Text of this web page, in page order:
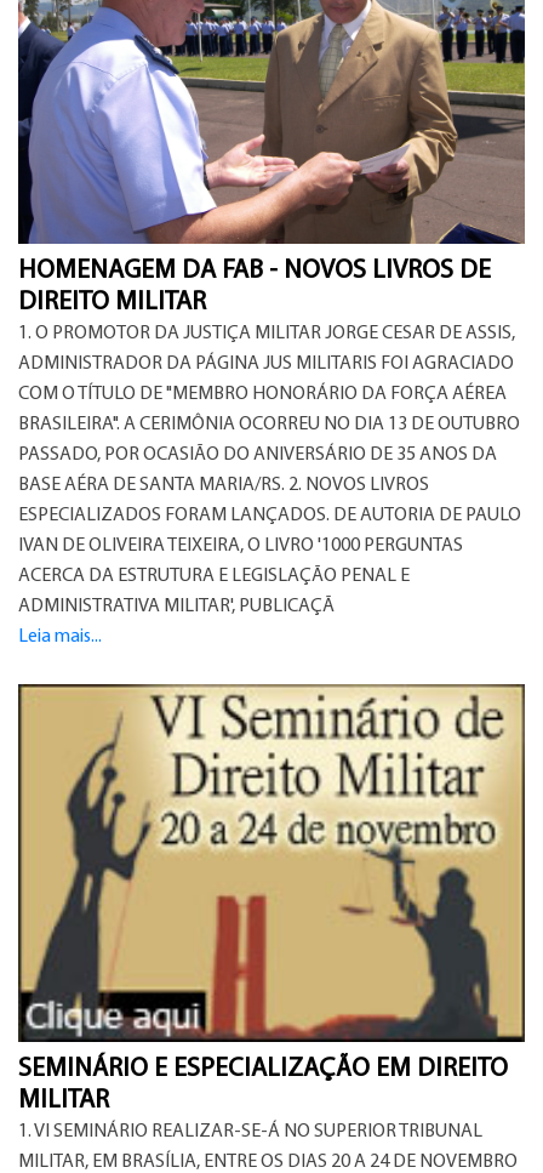
HOMENAGEM DA FAB - NOVOS LIVROS DE
DIREITO MILITAR
1. O PROMOTOR DA JUSTIÇA MILITAR JORGE CESAR DE ASSIS,
ADMINISTRADOR DA PÁGINA JUS MILITARIS FOI AGRACIADO
COM O TÍTULO DE "MEMBRO HONORÁRIO DA FORÇA AÉREA
BRASILEIRA". A CERIMÔNIA OCORREU NO DIA 13 DE OUTUBRO
PASSADO, POR OCASIÃO DO ANIVERSÁRIO DE 35 ANOS DA
BASE AÉRA DE SANTA MARIA/RS. 2. NOVOS LIVROS
ESPECIALIZADOS FORAM LANÇADOS. DE AUTORIA DE PAULO
IVAN DE OLIVEIRA TEIXEIRA, O LIVRO '1000 PERGUNTAS
ACERCA DA ESTRUTURA E LEGISLAÇÃO PENAL E
ADMINISTRATIVA MILITAR', PUBLICAÇÃ
Leia mais...
SEMINÁRIO E ESPECIALIZAÇÃO EM DIREITO
MILITAR
1. VI SEMINÁRIO REALIZAR-SE-Á NO SUPERIOR TRIBUNAL
MILITAR, EM BRASÍLIA, ENTRE OS DIAS 20 A 24 DE NOVEMBRO